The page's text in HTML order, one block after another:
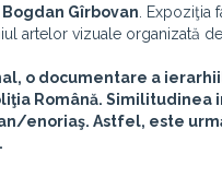
Bogdan Gîrbovan . Expoziţia
artelor vizuale organizată de
o documentare a
Română. Similitudinea
enoriaş. Astfel, este